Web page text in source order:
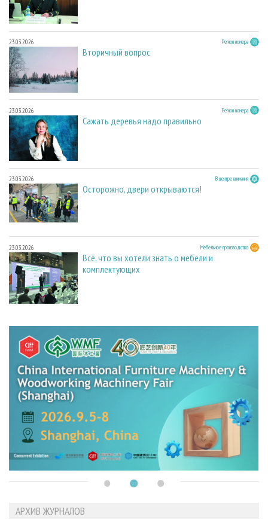
23.03.2026 Регион номера
Вторичный вопрос
23.03.2026 Регион номера
Сажать деревья надо правильно
23.03.2026 В центре внимания
Осторожно, двери открываются!
23.03.2026 Мебельное производство
Всё, что вы хотели знать о мебели и
комплектующих
АРХИВ ЖУРНАЛОВ